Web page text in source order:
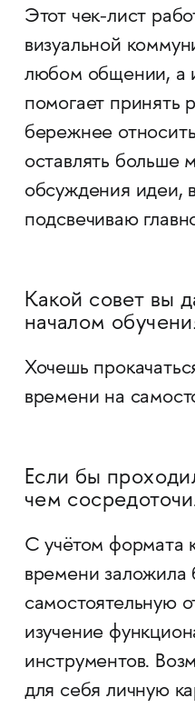
Этот чек-лист
визуальной
любом общении, а
помогает принять
бережнее
оставлять больше
обсуждения идеи,
подсвечиваю
Какой совет вы
началом
Хочешь
времени на
Если бы
чем
С учётом формата
времени заложила
самостоятельную
изучение
инструментов.
для себя личную